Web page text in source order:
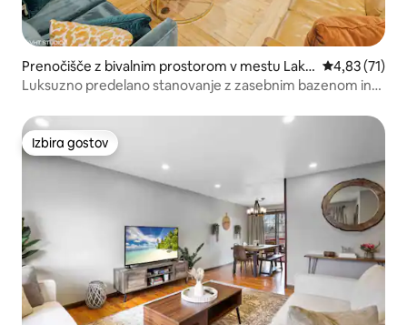
Prenočišče z bivalnim prostorom v mestu Lake
View
Povprečna
4,83 (71)
Luksuzno predelano stanovanje z zasebnim bazenom in
Izbira gostov
Izbira gostov